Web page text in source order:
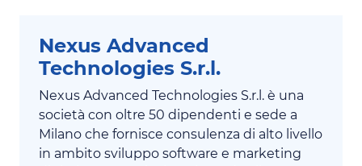
Nexus Advanced
Technologies S.r.l.
Nexus Advanced Technologies S.r.l. è una
società con oltre 50 dipendenti e sede a
Milano che fornisce consulenza di alto livello
in ambito sviluppo software e marketing